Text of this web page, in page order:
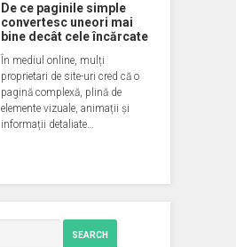
De ce paginile simple
convertesc uneori mai
bine decât cele încărcate
În mediul online, mulți
proprietari de site-uri cred că o
pagină complexă, plină de
elemente vizuale, animații și
informații detaliate…
SEARCH